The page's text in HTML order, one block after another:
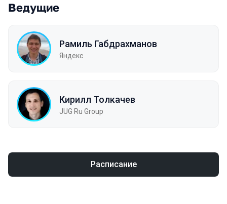
Ведущие
Рамиль Габдрахманов
Яндекс
Кирилл Толкачев
JUG Ru Group
Расписание